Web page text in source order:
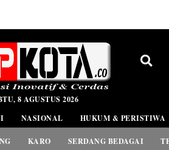
8 AGUSTUS 2026
NASIONAL HUKUM & PERISTIWA
KARO SERDANG BEDAGAI